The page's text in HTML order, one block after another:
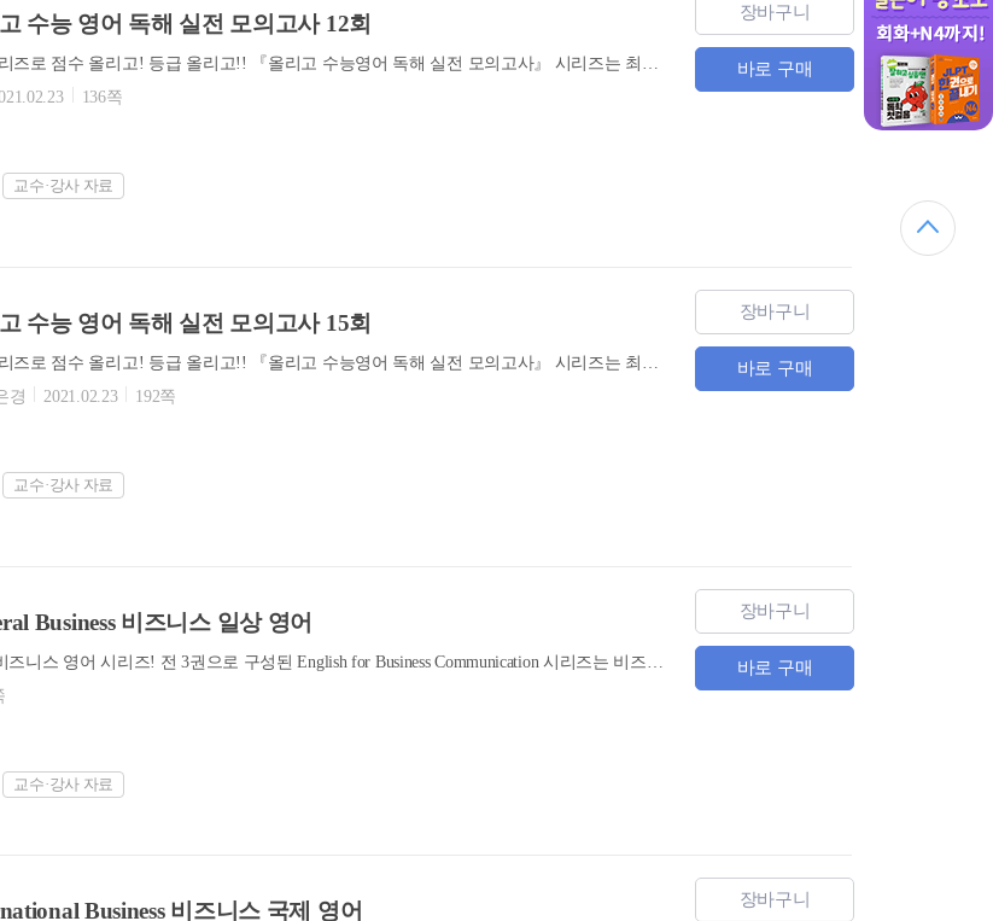
수능 영어 독해 실전 모의고사 12회
136쪽
교수·강사 자료
장바구니
바로 구매
수능 영어 독해 실전 모의고사 15회
경
2021.02.23
192쪽
교수·강사 자료
장바구니
바로 구매
Business 비즈니스 일상 영어
교수·강사 자료
장바구니
바로 구매
Business 비즈니스 국제 영어 장바구니